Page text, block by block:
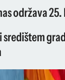
održava